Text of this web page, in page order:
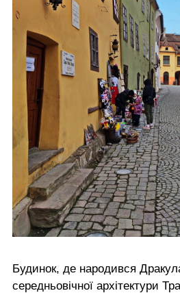
Будинок, де народився
середньовічної архітектури